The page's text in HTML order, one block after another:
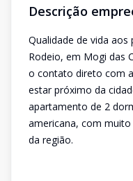
Descrição
Qualidade de vida
Rodeio, em Mogi das
o contato direto com
estar próximo da
apartamento de 2
americana, com
da região.